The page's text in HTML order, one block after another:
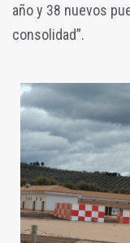
año y 38 nuevos
consolidad”.